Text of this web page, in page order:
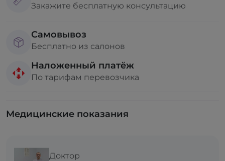
Закажите бесплатную консультацию
Самовывоз
Бесплатно из салонов
Наложенный платёж
По тарифам перевозчика
Медицинские показания
Доктор